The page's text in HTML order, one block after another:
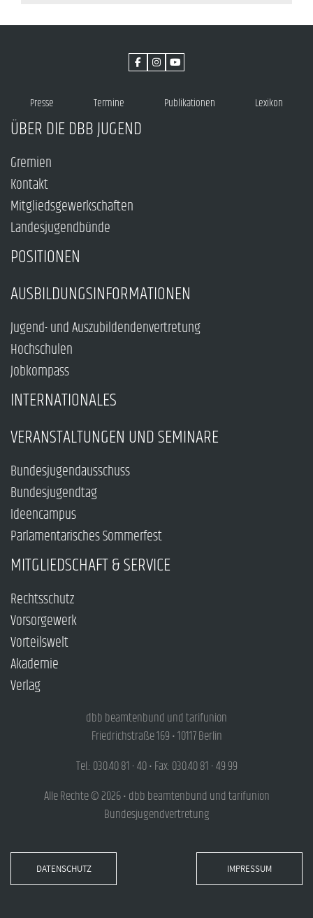
Presse Termine Publikationen Lexikon
ÜBER DIE DBB JUGEND
Gremien
Kontakt
Mitgliedsgewerkschaften
Landesjugendbünde
POSITIONEN
AUSBILDUNGSINFORMATIONEN
Jugend- und Auszubildendenvertretung
Hochschulen
Jobkompass
INTERNATIONALES
VERANSTALTUNGEN UND SEMINARE
Bundesjugendausschuss
Bundesjugendtag
Ideencampus
Parlamentarisches Sommerfest
MITGLIEDSCHAFT & SERVICE
Rechtsschutz
Vorsorgewerk
Vorteilswelt
Akademie
Verlag
dbb beamtenbund und tarifunion
Friedrichstraße 169 • 10117 Berlin
Tel.: 030.40 81 - 40 • Fax: 030.40 81 - 49 99
Alle Rechte © 2026 • dbb beamtenbund und tarifunion
Bundesjugendvertretung
DATENSCHUTZ IMPRESSUM